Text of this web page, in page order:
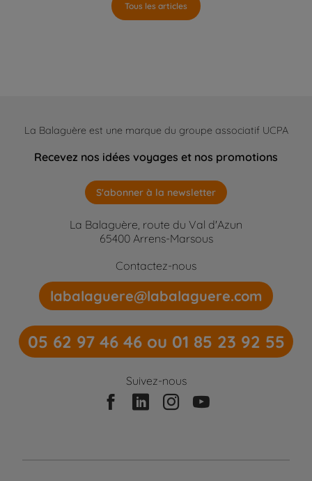
Tous les articles
La Balaguère est une marque du groupe associatif UCPA
Recevez nos idées voyages et nos promotions
S'abonner à la newsletter
La Balaguère, route du Val d'Azun
65400 Arrens-Marsous
Contactez-nous
labalaguere@labalaguere.com
05 62 97 46 46 ou 01 85 23 92 55
Suivez-nous